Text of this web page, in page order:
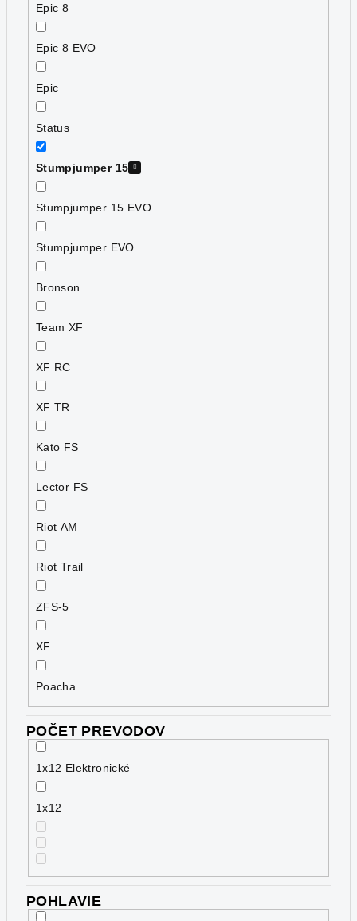
Epic 8
Epic 8 EVO
Epic
Status
Stumpjumper 15
Stumpjumper 15 EVO
Stumpjumper EVO
Bronson
Team XF
XF RC
XF TR
Kato FS
Lector FS
Riot AM
Riot Trail
ZFS-5
XF
Poacha
POČET PREVODOV
1x12 Elektronické
1x12
POHLAVIE